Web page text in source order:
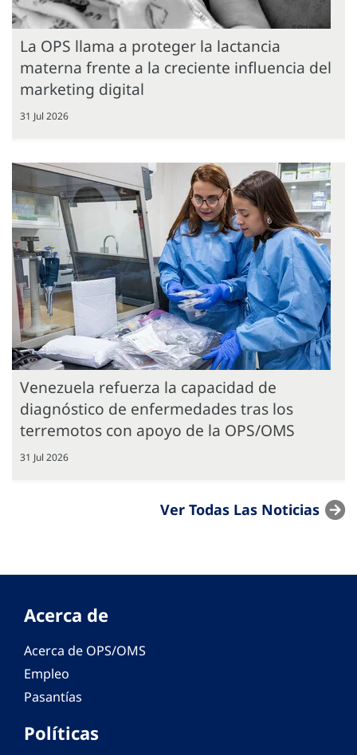
La OPS llama a proteger la lactancia
materna frente a la creciente influencia del
marketing digital
31 Jul 2026
Venezuela refuerza la capacidad de
diagnóstico de enfermedades tras los
terremotos con apoyo de la OPS/OMS
31 Jul 2026
Ver Todas Las Noticias
Acerca de
Acerca de OPS/OMS
Empleo
Pasantías
Políticas